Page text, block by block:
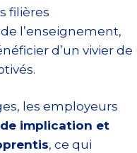
filières
l’enseignement,
d’un vivier de
les employeurs
implication et
, ce qui